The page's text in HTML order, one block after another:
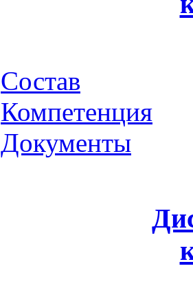
Состав
Компетенция
Документы